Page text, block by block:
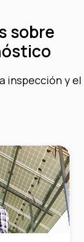
sobre
inspección y el